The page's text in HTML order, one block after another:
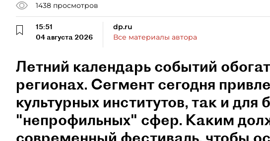
1438 просмотров
15:51
04 августа 2026
dp.ru
Все материалы автора
Летний календарь событий
регионах. Сегмент сегодня
культурных институтов, так и для
"непрофильных" сфер. Каким